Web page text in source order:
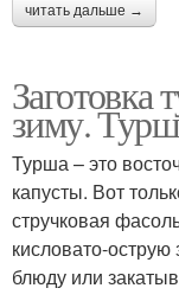
читать дальше →
Заготовка
зиму.
Турша – это
капусты. Вот
стручковая
кисловато-
блюду или